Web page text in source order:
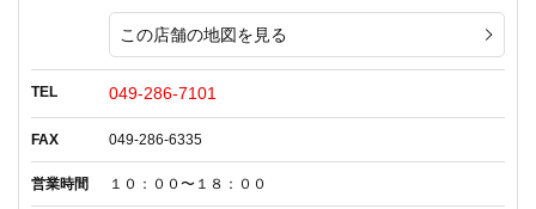
この店舗の地図を見る
TEL 049-286-7101
FAX 049-286-6335
営業時間 １０：００〜１８：００